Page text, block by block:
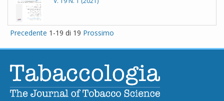
Precedente 1-19 di 19 Prossimo